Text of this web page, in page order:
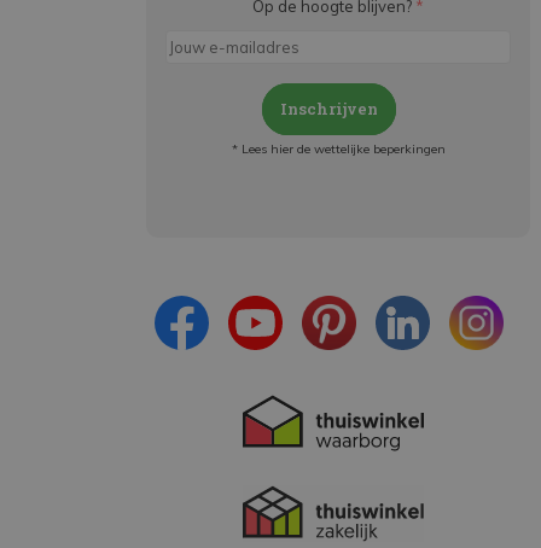
Op de hoogte blijven? *
Inschrijven
* Lees hier de wettelijke beperkingen